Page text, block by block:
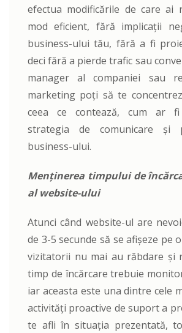
efectua modificările de care ai
mod eficient, fără implicații
business-ului tău, fără a fi
deci fără a pierde trafic sau
manager al companiei sau
marketing poți să te
ceea ce contează, cum ar
strategia de comunicare și
business-ului.
Menținerea timpului de
al website-ului
Atunci când website-ul are
de 3-5 secunde să se afișeze pe
vizitatorii nu mai au răbdare și
timp de încărcare trebuie
iar aceasta este una dintre cele
activități proactive de suport a
te afli în situația prezentată,